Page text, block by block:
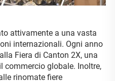
attivamente a una vasta
internazionali. Ogni anno
Fiera di Canton 2X, una
globale. Inoltre,
rinomate fiere